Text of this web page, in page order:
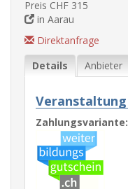
Preis CHF 315
in Aarau
Direktanfrage
Details
Anbieter
Veranstaltung
Zahlungsvariante: